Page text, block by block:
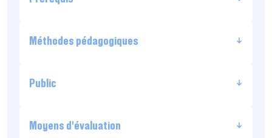
Méthodes pédagogiques
Public
Moyens d’évaluation